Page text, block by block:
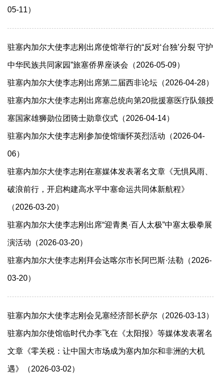
05-11）
驻塞内加尔大使李志刚出席使馆举行的“反对‘台独’分裂 守护
中华民族共同家园”旅塞侨界座谈会（2026-05-09）
驻塞内加尔大使李志刚出席第二届西非论坛（2026-04-28）
驻塞内加尔大使李志刚出席塞总统向第20批援塞医疗队颁授
塞国家雄狮勋位团骑士勋章仪式（2026-04-14）
驻塞内加尔大使李志刚参加使馆缅怀英烈活动（2026-04-
06）
驻塞内加尔大使李志刚在塞媒体发表署名文章《无惧风雨、
破浪前行，开启构建高水平中塞命运共同体新航程》
（2026-03-20）
驻塞内加尔大使李志刚出席“迎青奥·百人太极”中塞太极拳展
演活动（2026-03-20）
驻塞内加尔大使李志刚拜会达喀尔市长阿巴斯·法勒（2026-
03-20）
驻塞内加尔大使李志刚会见塞经济部长萨尔（2026-03-13）
驻塞内加尔使馆临时代办李飞在《太阳报》等媒体发表署名
文章《零关税：让中国大市场成为塞内加尔和非洲的大机
遇》（2026-03-02）